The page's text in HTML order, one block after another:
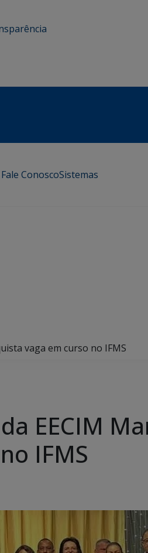
Fale ConoscoSistemas
vaga em curso no IFMS
EECIM
IFMS